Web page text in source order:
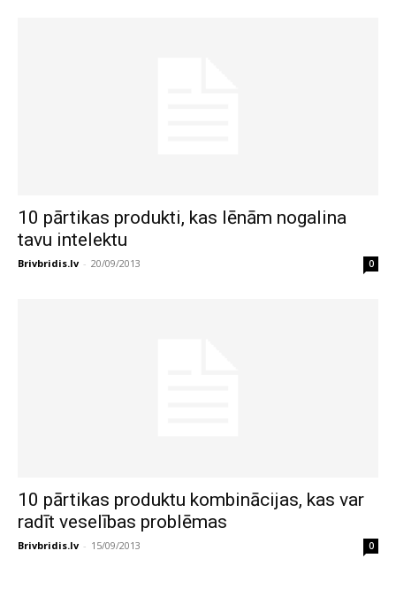
10 pārtikas produkti, kas lēnām nogalina
tavu intelektu
Brivbridis.lv - 20/09/2013 0
10 pārtikas produktu kombinācijas, kas var
radīt veselības problēmas
Brivbridis.lv - 15/09/2013 0